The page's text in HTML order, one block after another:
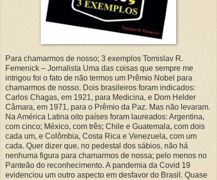
Para chamarmos de nosso; 3 exemplos Tomislav R.
Femenick – Jornalista Uma das coisas que sempre me
intrigou foi o fato de não termos um Prêmio Nobel para
chamarmos de nosso. Dois brasileiros foram indicados:
Carlos Chagas, em 1921, para Medicina, e Dom Helder
Câmara, em 1971, para o Prêmio da Paz. Mas não levaram.
Na América Latina oito países foram laureados: Argentina,
com cinco; México, com três; Chile e Guatemala, com dois
cada um, e Colômbia, Costa Rica e Venezuela, com um
cada. Quer dizer que, no pedestal dos sábios, não há
nenhuma figura para chamarmos de nossa; pelo menos no
Panteão do reconhecimento. A pandemia da Covid 19
evidenciou um outro aspecto em desfavor do Brasil. Quase